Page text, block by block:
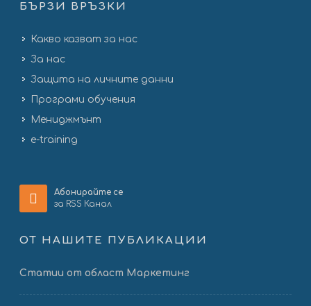
БЪРЗИ ВРЪЗКИ
Какво казват за нас
За нас
Защита на личните данни
Програми обучения
Мениджмънт
e-training
Абонирайте се
за RSS Канал
ОТ НАШИТЕ ПУБЛИКАЦИИ
Статии от област Маркетинг